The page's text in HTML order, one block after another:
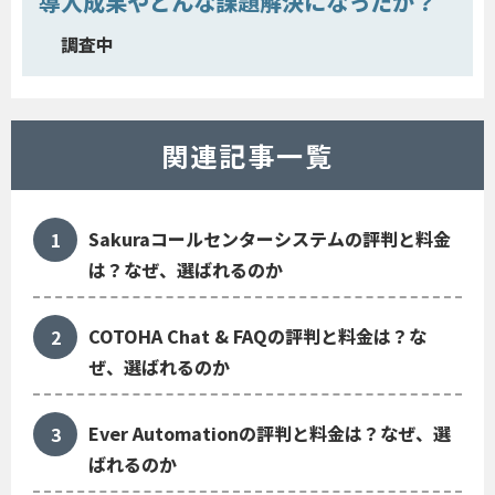
調査中
関連記事一覧
Sakuraコールセンターシステムの評判と料金
は？なぜ、選ばれるのか
COTOHA Chat & FAQの評判と料金は？な
ぜ、選ばれるのか
Ever Automationの評判と料金は？なぜ、選
ばれるのか